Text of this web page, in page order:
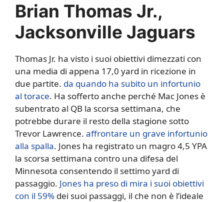
Brian Thomas Jr.,
Jacksonville Jaguars
Thomas Jr. ha visto i suoi obiettivi dimezzati con
una media di appena 17,0 yard in ricezione in
due partite. da quando ha subito un infortunio
al torace. Ha sofferto anche perché Mac Jones è
subentrato al QB la scorsa settimana, che
potrebbe durare il resto della stagione sotto
Trevor Lawrence. affrontare un grave infortunio
alla spalla. Jones ha registrato un magro 4,5 YPA
la scorsa settimana contro una difesa del
Minnesota consentendo il settimo yard di
passaggio. Jones ha preso di mira i suoi obiettivi
con il 59% dei suoi passaggi, il che non è l’ideale